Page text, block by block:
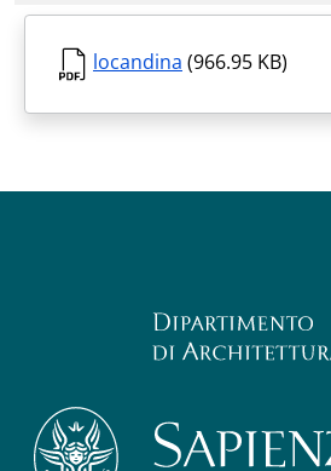
locandina (966.95 KB)